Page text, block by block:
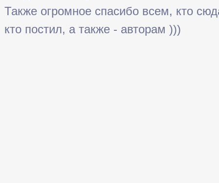
Также огромное спасибо всем, кто
кто постил, а также - авторам )))